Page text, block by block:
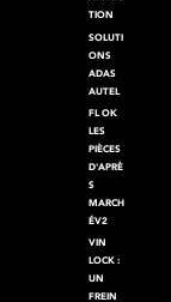
TION
SOLUTI
ONS
ADAS
AUTEL
FL OK
LES
PIÈCES
D'APRÈ
S
MARCH
ÉV2
VIN
LOCK :
UN
FREIN